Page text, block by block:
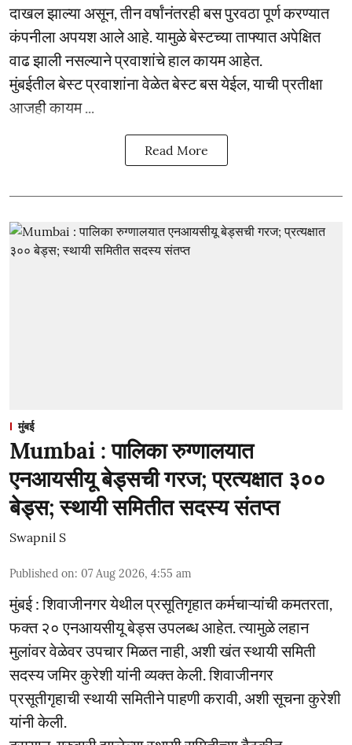
दाखल झाल्या असून, तीन वर्षांनंतरही बस पुरवठा पूर्ण करण्यात
कंपनीला अपयश आले आहे. यामुळे बेस्टच्या ताफ्यात अपेक्षित
वाढ झाली नसल्याने प्रवाशांचे हाल कायम आहेत.
मुंबईतील बेस्ट प्रवाशांना वेळेत बेस्ट बस येईल, याची प्रतीक्षा
आजही कायम ...
Read More
मुंबई
Mumbai : पालिका रुग्णालयात
एनआयसीयू बेड्सची गरज; प्रत्यक्षात ३००
बेड्स; स्थायी समितीत सदस्य संतप्त
Swapnil S
Published on: 07 Aug 2026, 4:55 am
मुंबई : शिवाजीनगर येथील प्रसूतिगृहात कर्मचाऱ्यांची कमतरता,
फक्त २० एनआयसीयू बेड्स उपलब्ध आहेत. त्यामुळे लहान
मुलांवर वेळेवर उपचार मिळत नाही, अशी खंत स्थायी समिती
सदस्य जमिर कुरेशी यांनी व्यक्त केली. शिवाजीनगर
प्रसूतीगृहाची स्थायी समितीने पाहणी करावी, अशी सूचना कुरेशी
यांनी केली.